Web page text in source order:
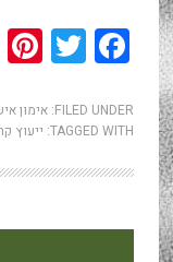
FILED UNDER: אימון
TAGGED WITH: ייעוץ